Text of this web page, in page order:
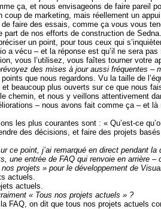
ça, et nous envisageons de faire pareil
coup de marketing, mais réellement un
faire des essais, comme ça vous vous
part de nos efforts de construction de Sedna.
un point, pour tous ceux qui
a vécu – et la réponse est qu’il ne sera
vous l’utilisez, vous faîtes tourner votre
des mises à jour aussi fréquentes –
points que nous regardons. Vu la taille de
et beaucoup plus ouverts sur ce que nous
chemin, et nous y veillons attentivement
– nous avons fait comme ça – et
les plus courantes sont : « Qu’est-ce
des décisions, et faire des projets
ce point, j’ai remarqué en direct pendant
une entrée de FAQ qui renvoie en arrière
projets » pour le développement de
actuels.
actuels.
« Tous nos projets actuels » ?
FAQ, on dit que tous nos projets actuels